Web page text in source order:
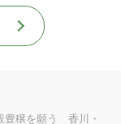
豊穣を願う 香川・